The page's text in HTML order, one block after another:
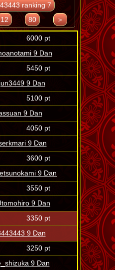
ranking 7
12 80 ＞
6000 pt
9 Dan
5450 pt
9 Dan
5100 pt
9 Dan
4050 pt
9 Dan
3600 pt
9 Dan
3550 pt
9 Dan
3350 pt
9 Dan
3250 pt
9 Dan